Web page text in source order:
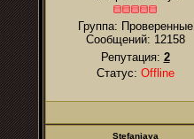
Группа: Проверенные
Сообщений: 12158
Репутация: 2
Статус: Offline
Stefaniaya